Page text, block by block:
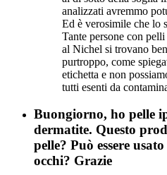
analizzati avremmo
Ed è verosimile che lo
Tante persone con
al Nichel si trovano
purtroppo, come
etichetta e non
tutti esenti da
Buongiorno, ho pelle
dermatite. Questo
pelle? Può essere
occhi? Grazie